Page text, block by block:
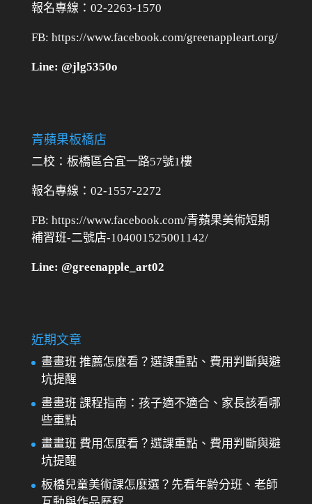
報名專線：02-2263-1570
FB: https://www.facebook.com/greenappleart.org/
Line: @jlg5350o
青蘋果板橋店
二校： 板橋區合宜一路57號1樓
報名專線：02-1557-2272
FB: https://www.facebook.com/青蘋果美術短期
補習班-二號店-104001525001142/
Line: @greenapple_art02
近期文章
畫畫班 推薦怎麼看？選課重點、費用判斷與避
坑提醒
畫畫班 課程指南：孩子適不適合、家長該看哪
些重點
畫畫班 費用怎麼看？選課重點、費用判斷與避
坑提醒
板橋兒童美術課怎麼選？先看年齡分班、老師